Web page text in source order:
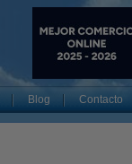
Blog Contacto